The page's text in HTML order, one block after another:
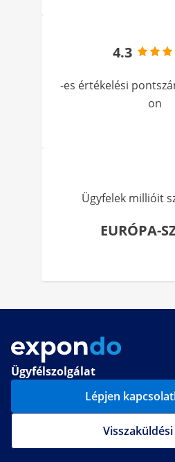
4.3
-es értékelési
on
Ügyfelek millióit
EURÓPA-
Ügyfélszolgálat
Lépjen